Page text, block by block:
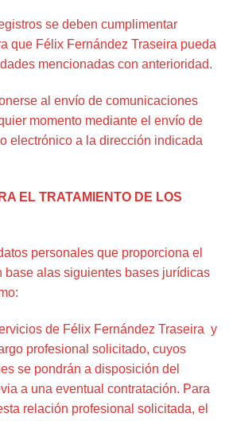
se deben cumplimentar
que Félix Fernández Traseira pueda
mencionadas con anterioridad.
al envío de comunicaciones
momento mediante el envío de
electrónico a la dirección indicada
EL TRATAMIENTO DE LOS
personales que proporciona el
base alas siguientes bases jurídicas
de Félix Fernández Traseira y
profesional solicitado, cuyos
se pondrán a disposición del
a una eventual contratación. Para
relación profesional solicitada, el